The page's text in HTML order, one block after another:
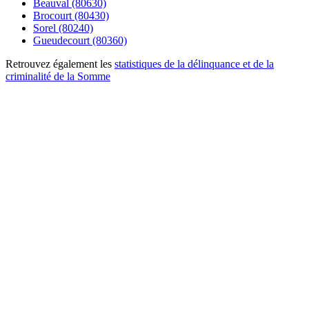
Beauval (80630)
Brocourt (80430)
Sorel (80240)
Gueudecourt (80360)
Retrouvez également les statistiques de la délinquance et de la
criminalité de la Somme